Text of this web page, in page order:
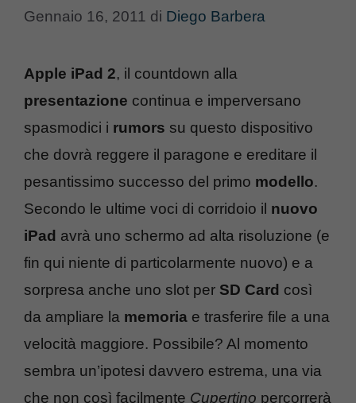
Gennaio 16, 2011 di Diego Barbera
Apple iPad 2, il countdown alla
presentazione continua e imperversano
spasmodici i rumors su questo dispositivo
che dovrà reggere il paragone e ereditare il
pesantissimo successo del primo modello.
Secondo le ultime voci di corridoio il nuovo
iPad avrà uno schermo ad alta risoluzione (e
fin qui niente di particolarmente nuovo) e a
sorpresa anche uno slot per SD Card così
da ampliare la memoria e trasferire file a una
velocità maggiore. Possibile? Al momento
sembra un’ipotesi davvero estrema, una via
che non così facilmente Cupertino percorrerà